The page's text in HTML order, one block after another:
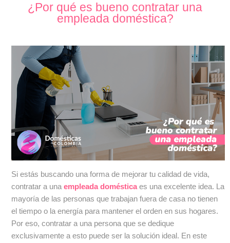
¿Por qué es bueno contratar una
empleada doméstica?
Si estás buscando una forma de mejorar tu calidad de vida,
contratar a una empleada domésticaes una excelente idea. La
mayoría de las personas que trabajan fuera de casa no tienen
el tiempo o la energía para mantener el orden en sus hogares.
Por eso, contratar a una persona que se dedique
exclusivamente a esto puede ser la solución ideal. En este